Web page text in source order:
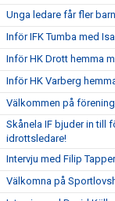
Unga ledare får fler
Inför IFK Tumba med
Inför HK Drott hemma
Inför HK Varberg
Välkommen på
Skånela IF bjuder in till
idrottsledare!
Intervju med Filip
Välkomna på